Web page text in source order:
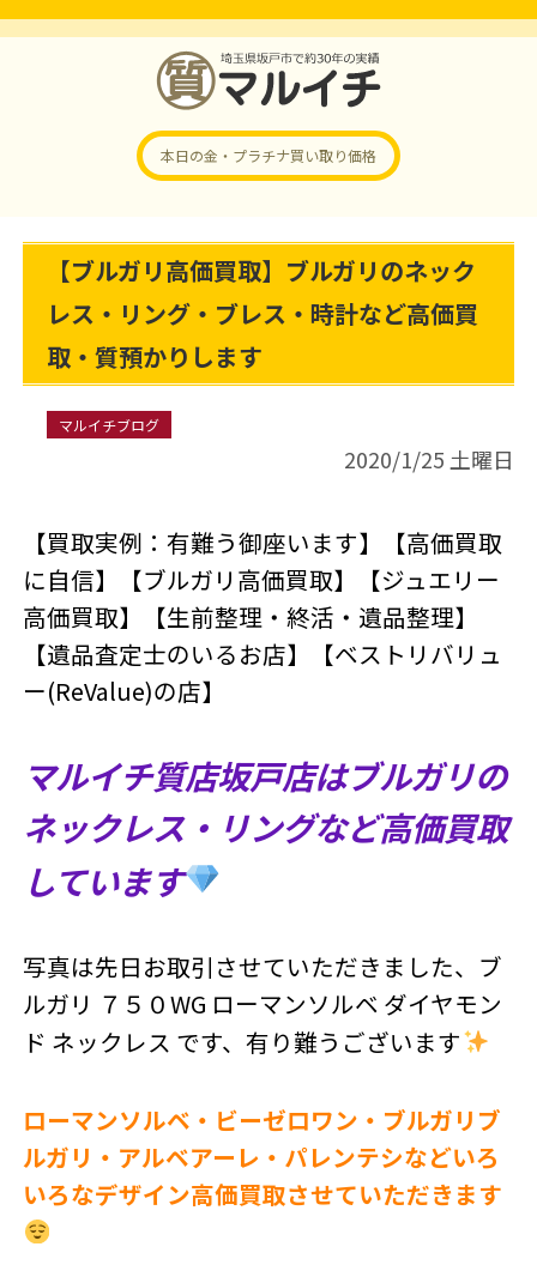
本日の金・プラチナ買い取り価格
【ブルガリ高価買取】ブルガリのネック
レス・リング・ブレス・時計など高価買
取・質預かりします
マルイチブログ
2020/1/25 土曜日
【買取実例：有難う御座います】【高価買取
に自信】【ブルガリ高価買取】【ジュエリー
高価買取】【生前整理・終活・遺品整理】
【遺品査定士のいるお店】【ベストリバリュ
ー(ReValue)の店】
マルイチ質店坂戸店はブルガリの
ネックレス・リングなど高価買取
しています
写真は先日お取引させていただきました、ブ
ルガリ ７５０WG ローマンソルベ ダイヤモン
ド ネックレス です、有り難うございます
ローマンソルベ・ビーゼロワン・ブルガリブ
ルガリ・アルベアーレ・パレンテシなどいろ
いろなデザイン高価買取させていただきます